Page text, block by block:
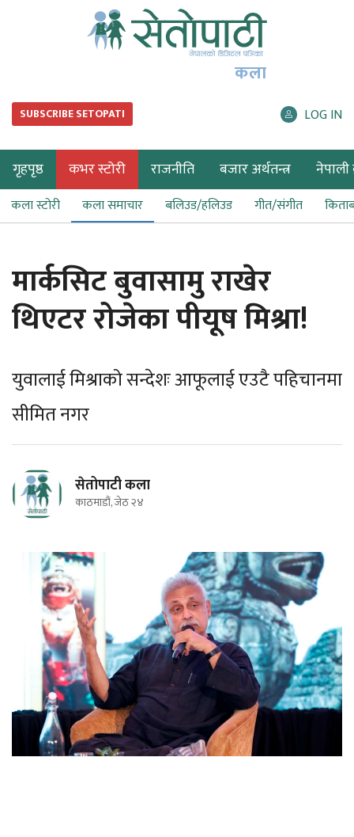
कला
SUBSCRIBE SETOPATI LOG IN
गृहपृष्ठ कभर स्टोरी राजनीति बजार अर्थतन्त्र नेपाली
कला स्टोरी कला समाचार बलिउड/हलिउड गीत/संगीत
मार्कसिट बुवासामु राखेर
थिएटर रोजेका पीयूष मिश्रा!
युवालाई मिश्राको सन्देशः आफूलाई एउटै पहिचानमा
सीमित नगर
सेतोपाटी कला
काठमाडौं, जेठ २४